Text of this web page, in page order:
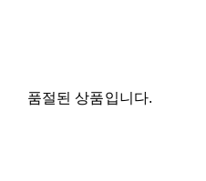
품절된 상품입니다.